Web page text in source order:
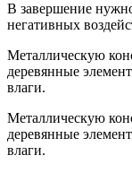
В завершение
негативных
Металлическую
деревянные
влаги.
Металлическую
деревянные
влаги.